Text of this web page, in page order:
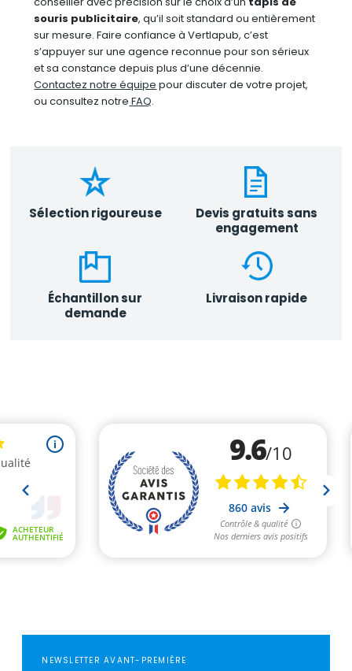
souris publicitaire, qu’il soit standard ou entièrement
sur mesure. Faire confiance à Vertlapub, c’est
s’appuyer sur une agence reconnue pour son sérieux
et sa constance depuis plus d’une décennie.
Contactez notre équipe pour discuter de votre projet,
ou consultez notre FAQ.
Sélection rigoureuse
Devis gratuits sans
engagement
Échantillon sur
demande
Livraison rapide
NEWSLETTER AVANT-PREMIÈRE